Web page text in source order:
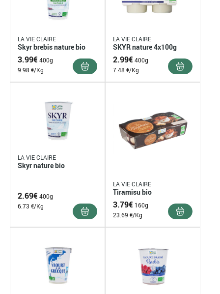
LA VIE CLAIRE
Skyr brebis nature bio
3.99€ 400g
9.98 €/Kg
LA VIE CLAIRE
SKYR nature 4x100g
2.99€ 400g
7.48 €/Kg
LA VIE CLAIRE
Skyr nature bio
2.69€ 400g
6.73 €/Kg
LA VIE CLAIRE
Tiramisu bio
3.79€ 160g
23.69 €/Kg